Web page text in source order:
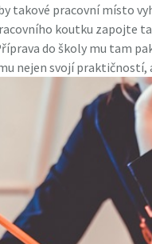
takové pracovní místo
koutku zapojte
do školy mu tam
nejen svojí praktičností,